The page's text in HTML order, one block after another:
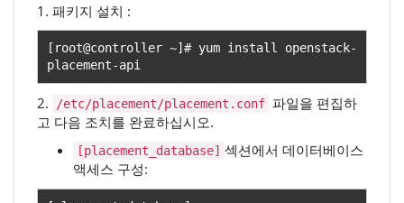
1. 패키지 설치 :
[ root@controller ~]# yum install openstack-
placement-api
2. /etc/placement/placement.conf 파일을 편집하
고 다음 조치를 완료하십시오.
[placement_database] 섹션에서 데이터베이스
액세스 구성: